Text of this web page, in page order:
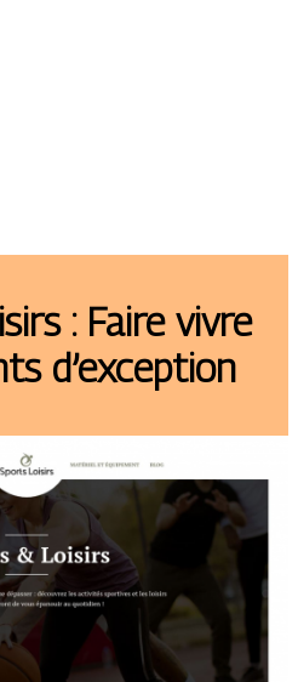
: Faire vivre
d’exception